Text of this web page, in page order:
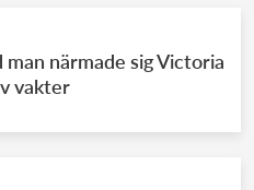
man närmade sig Victoria
vakter